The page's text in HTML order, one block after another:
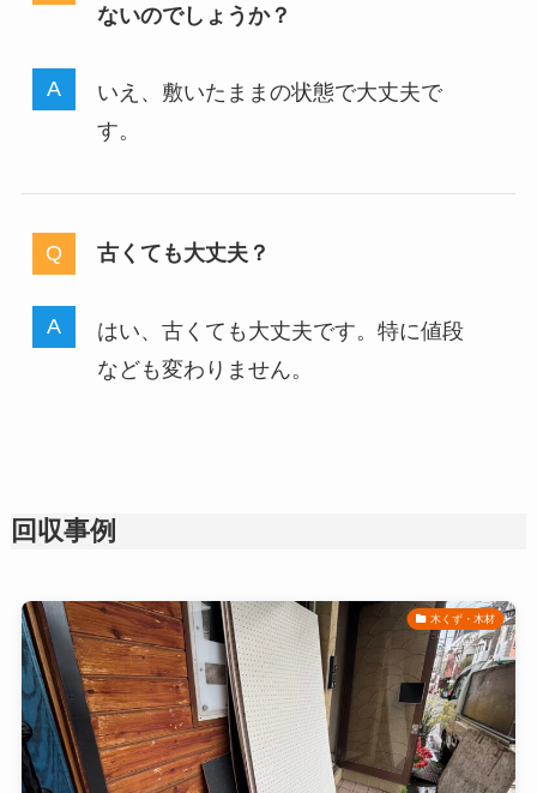
ないのでしょうか？
いえ、敷いたままの状態で大丈夫で
す。
古くても大丈夫？
はい、古くても大丈夫です。特に値段
なども変わりません。
回収事例
木くず・木材